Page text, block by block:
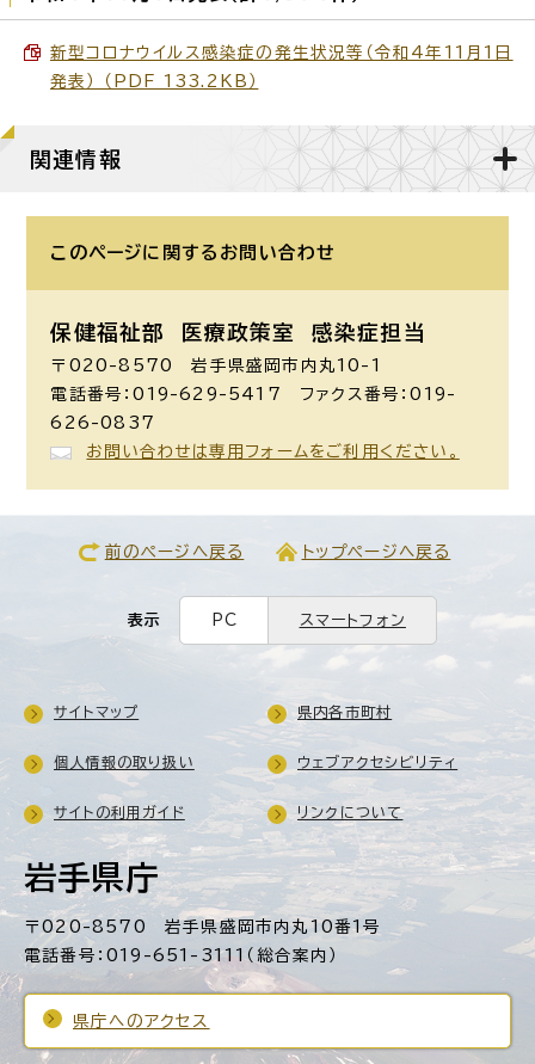
新型コロナウイルス感染症の発生状況等（令和4年11月1日
発表） （PDF 133.2KB）
関連情報
このページに関する お問い合わせ
保健福祉部 医療政策室 感染症担当
〒020-8570 岩手県盛岡市内丸10-1
電話番号：019-629-5417 ファクス番号：019-
626-0837
お問い合わせは専用フォームをご利用ください。
前のページへ戻る トップページへ戻る
表示 PC スマートフォン
岩手県庁
〒020-8570 岩手県盛岡市内丸10番1号
電話番号：019-651-3111（総合案内）
県庁へのアクセス
サイトマップ 県内各市町村
個人情報の取り扱い ウェブアクセシビリティ
サイトの利用ガイド リンクについて